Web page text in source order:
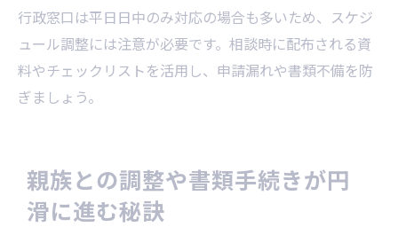
行政窓口は平日日中のみ対応の場合も多いため、スケジ
ュール調整には注意が必要です。相談時に配布される資
料やチェックリストを活用し、申請漏れや書類不備を防
ぎましょう。
親族との調整や書類手続きが円
滑に進む秘訣